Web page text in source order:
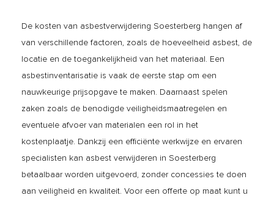
De kosten van asbestverwijdering Soesterberg hangen af
van verschillende factoren, zoals de hoeveelheid asbest, de
locatie en de toegankelijkheid van het materiaal. Een
asbestinventarisatie is vaak de eerste stap om een
nauwkeurige prijsopgave te maken. Daarnaast spelen
zaken zoals de benodigde veiligheidsmaatregelen en
eventuele afvoer van materialen een rol in het
kostenplaatje. Dankzij een efficiënte werkwijze en ervaren
specialisten kan asbest verwijderen in Soesterberg
betaalbaar worden uitgevoerd, zonder concessies te doen
aan veiligheid en kwaliteit. Voor een offerte op maat kunt u